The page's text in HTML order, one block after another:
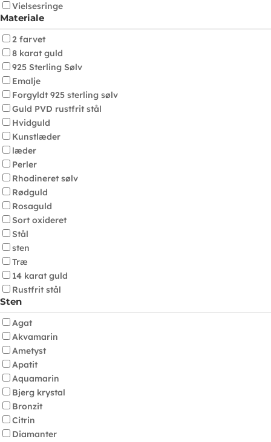
Vielsesringe
Materiale
2 farvet
8 karat guld
925 Sterling Sølv
Emalje
Forgyldt 925 sterling sølv
Guld PVD rustfrit stål
Hvidguld
Kunstlæder
læder
Perler
Rhodineret sølv
Rødguld
Rosaguld
Sort oxideret
Stål
sten
Træ
14 karat guld
Rustfrit stål
Sten
Agat
Akvamarin
Ametyst
Apatit
Aquamarin
Bjerg krystal
Bronzit
Citrin
Diamanter